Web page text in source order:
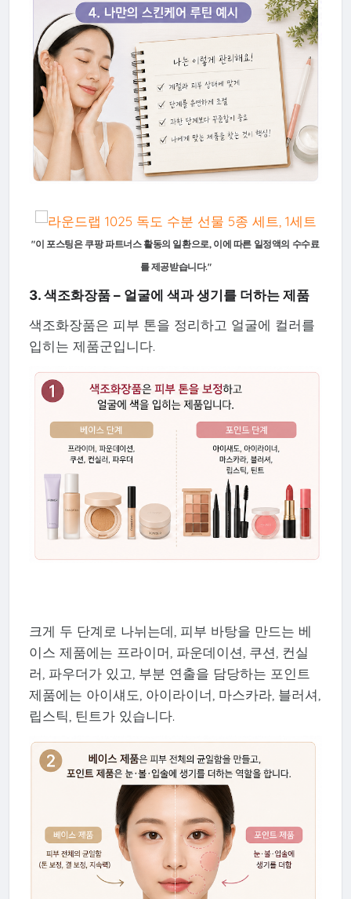
"이 포스팅은 쿠팡 파트너스 활동의 일환으로, 이에 따른 일정액의 수수료
를 제공받습니다."
3. 색조화장품 – 얼굴에 색과 생기를 더하는 제품
색조화장품은 피부 톤을 정리하고 얼굴에 컬러를
입히는 제품군입니다.
크게 두 단계로 나뉘는데, 피부 바탕을 만드는 베
이스 제품에는 프라이머, 파운데이션, 쿠션, 컨실
러, 파우더가 있고, 부분 연출을 담당하는 포인트
제품에는 아이섀도, 아이라이너, 마스카라, 블러셔,
립스틱, 틴트가 있습니다.